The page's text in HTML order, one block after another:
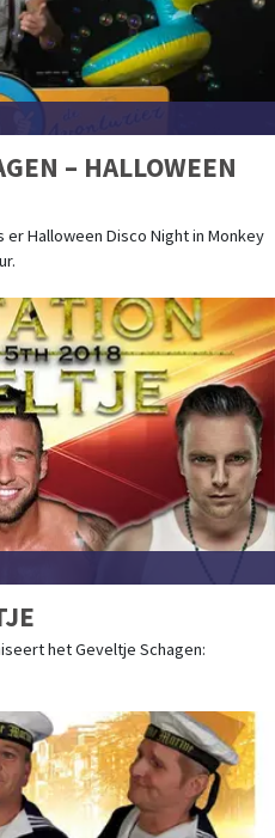
– HALLOWEEN
er Halloween Disco Night in Monkey
het Geveltje Schagen: